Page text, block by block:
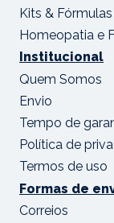
Kits &
Homeopatia e
Institucional
Quem Somos
Envio
Tempo de
Política de
Termos de uso
Formas de
Correios